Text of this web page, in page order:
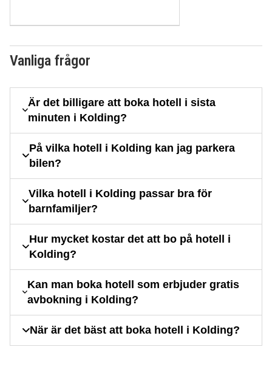
Vanliga frågor
Är det billigare att boka hotell i sista
minuten i Kolding?
På vilka hotell i Kolding kan jag parkera
bilen?
Vilka hotell i Kolding passar bra för
barnfamiljer?
Hur mycket kostar det att bo på hotell i
Kolding?
Kan man boka hotell som erbjuder gratis
avbokning i Kolding?
När är det bäst att boka hotell i Kolding?